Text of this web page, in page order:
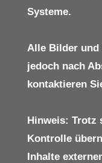
Systeme.
Alle Bilder
jedoch nach
kontaktieren
Hinweis: Trotz
Kontrolle
Inhalte